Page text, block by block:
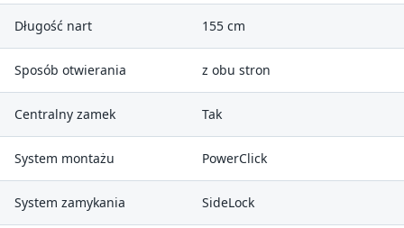
Długość nart 155 cm
Sposób otwierania z obu stron
Centralny zamek Tak
System montażu PowerClick
System zamykania SideLock